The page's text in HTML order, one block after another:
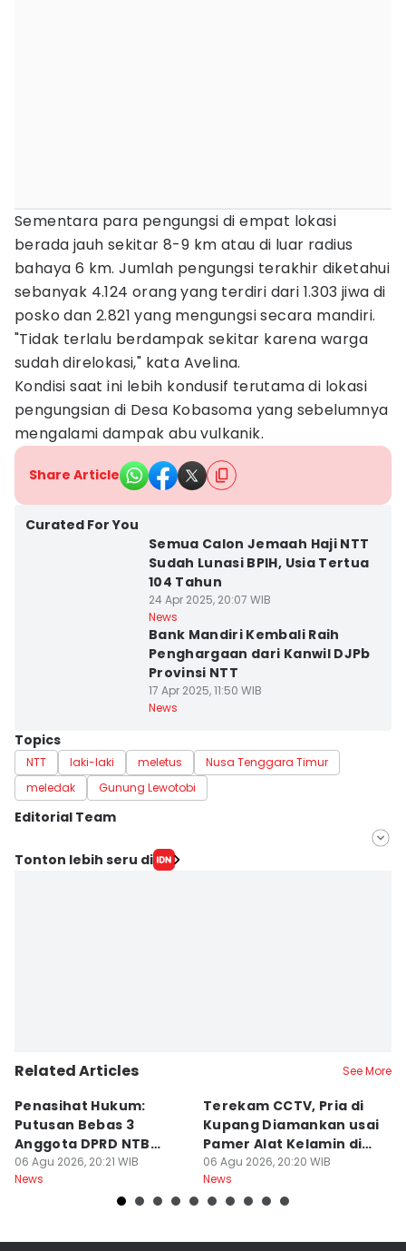
Sementara para pengungsi di empat lokasi
berada jauh sekitar 8-9 km atau di luar radius
bahaya 6 km. Jumlah pengungsi terakhir diketahui
sebanyak 4.124 orang yang terdiri dari 1.303 jiwa di
posko dan 2.821 yang mengungsi secara mandiri.
"Tidak terlalu berdampak sekitar karena warga
sudah direlokasi," kata Avelina.
Kondisi saat ini lebih kondusif terutama di lokasi
pengungsian di Desa Kobasoma yang sebelumnya
mengalami dampak abu vulkanik.
Share Article
Curated For You
Semua Calon Jemaah Haji NTT
Sudah Lunasi BPIH, Usia Tertua
104 Tahun
24 Apr 2025, 20:07 WIB
News
Bank Mandiri Kembali Raih
Penghargaan dari Kanwil DJPb
Provinsi NTT
17 Apr 2025, 11:50 WIB
News
Topics
NTT laki-laki meletus
Nusa Tenggara Timur
meledak
Gunung Lewotobi
Editorial Team
Editor
Tonton lebih seru di
Related Articles See More
Penasihat Hukum:
Putusan Bebas 3
Anggota DPRD NTB
Bersifat Final
06 Agu 2026, 20:21 WIB
News
Terekam CCTV, Pria di
Kupang Diamankan usai
Pamer Alat Kelamin di
Kios
06 Agu 2026, 20:20 WIB
News